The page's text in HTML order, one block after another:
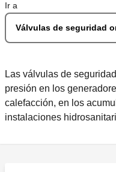
Ir a
Válvulas de seguridad
Las válvulas de
presión en los
calefacción, en los
instalaciones